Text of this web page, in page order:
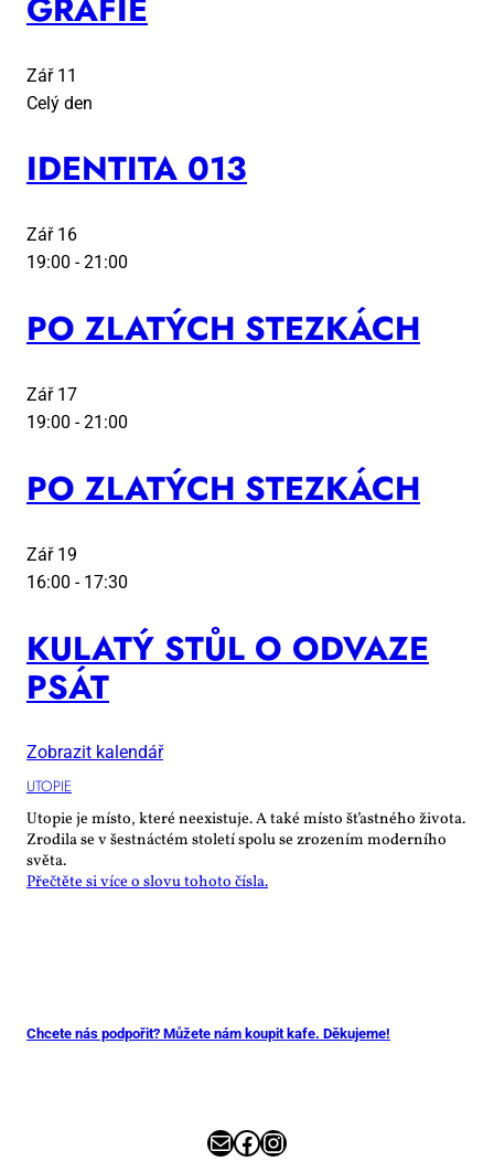
Zář 11
Celý den
IDEN­TI­TA 013
Zář 16
19:00 -21:00
PO ZLA­TÝCH STEZ­KÁCH
Zář 17
19:00 -21:00
PO ZLA­TÝCH STEZ­KÁCH
Zář 19
16:00 - 17:30
KU­LA­TÝ STŮL O OD­VA­ZE
PSÁT
Zobrazit kalendář
UTO­PIE
Utopie je místo, které neexistuje. A také místo šťastného života.
Zrodila se v šestnáctém století spolu se zrozením moderního
světa.
Přečtěte si více o slovu tohoto čísla.
Chcete nás podpořit? Můžete nám koupit kafe. Děkujeme!
E-mailFacebook
Instagram